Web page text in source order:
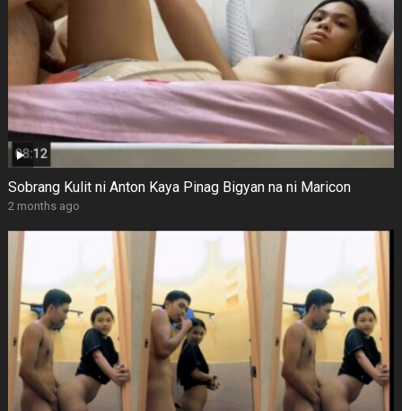
Sobrang Kulit ni Anton Kaya Pinag Bigyan na ni Maricon
2 months ago